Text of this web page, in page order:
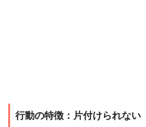
行動の特徴：片付けられない